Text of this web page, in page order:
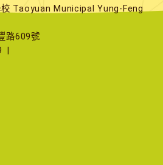
校 Taoyuan Municipal Yung-Feng
路609號